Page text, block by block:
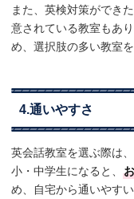
また、英検対策ができ
意されている教室もあ
め、選択肢の多い教室を
4.通いやすさ
英会話教室を選ぶ際は
小・中学生になると、
め、自宅から通いやす